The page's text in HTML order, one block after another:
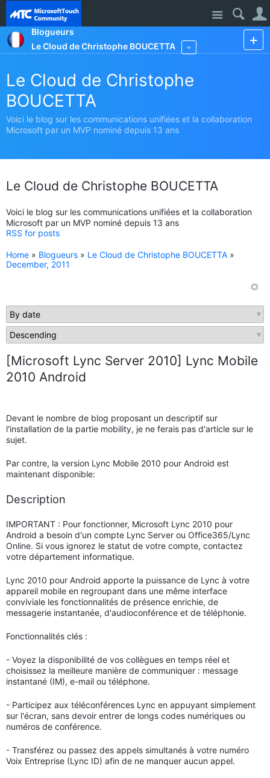
Site
Blogueurs
Le Cloud de Christophe BOUCETTA
Le Cloud de Christophe
BOUCETTA
Voici le blog sur les communications unifiées et la collaboration
Microsoft par un MVP nominé depuis 13 ans
Le Cloud de Christophe BOUCETTA
Voici le blog sur les communications unifiées et la collaboration
Microsoft par un MVP nominé depuis 13 ans
RSS for posts
Home » Blogueurs » Le Cloud de Christophe BOUCETTA »
December, 2011
[Microsoft Lync Server 2010] Lync Mobile
2010 Android
Devant le nombre de blog proposant un descriptif sur
l'installation de la partie mobility, je ne ferais pas d'article sur le
sujet.
Par contre, la version Lync Mobile 2010 pour Android est
maintenant disponible:
Description
IMPORTANT : Pour fonctionner, Microsoft Lync 2010 pour
Android a besoin d'un compte Lync Server ou Office365/Lync
Online. Si vous ignorez le statut de votre compte, contactez
votre département informatique.
Lync 2010 pour Android apporte la puissance de Lync à votre
appareil mobile en regroupant dans une même interface
conviviale les fonctionnalités de présence enrichie, de
messagerie instantanée, d'audioconférence et de téléphonie.
Fonctionnalités clés :
- Voyez la disponibilité de vos collègues en temps réel et
choisissez la meilleure manière de communiquer : message
instantané (IM), e-mail ou téléphone.
- Participez aux téléconférences Lync en appuyant simplement
sur l'écran, sans devoir entrer de longs codes numériques ou
numéros de conférence.
- Transférez ou passez des appels simultanés à votre numéro
Voix Entreprise (Lync ID) afin de ne manquer aucun appel.